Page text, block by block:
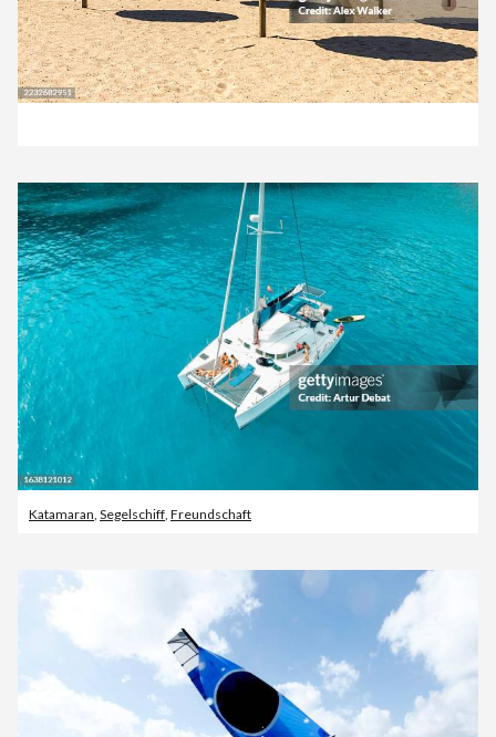
Katamaran Segelschiff Freundschaft